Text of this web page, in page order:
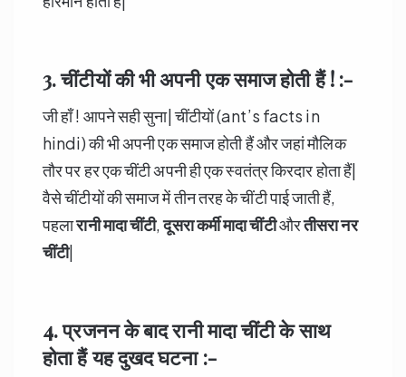
3. चींटीयोंकी भी अपनी एक समाज होती हैं ! :-
जी हाँ ! आपने सही सुना| चींटीयों (ant’s facts in
hindi) की भी अपनी एक समाज होती हैं और जहां मौलिक
तौर पर हर एक चींटी अपनी ही एक स्वतंत्र किरदार होता हैं|
वैसे चींटीयों की समाज में तीन तरह के चींटी पाई जाती हैं,
पहलारानी मादा चींटी,दूसरा कर्मी मादा चींटीऔरतीसरा नर
चींटी|
4. प्रजनन के बाद रानी मादा चींटी के साथ
होता हैं यह दुखद घटना :-